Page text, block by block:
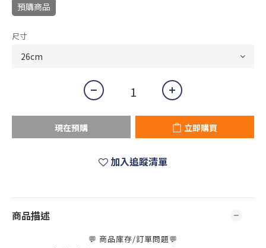
預購商品
尺寸
現在預購 立即購買
加入追蹤清單
商品描述
💬 商品庫存/訂單問題💬